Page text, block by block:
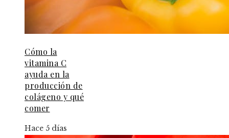
Cómo la
vitamina C
ayuda en la
producción de
colágeno y qué
comer
Hace 5 días